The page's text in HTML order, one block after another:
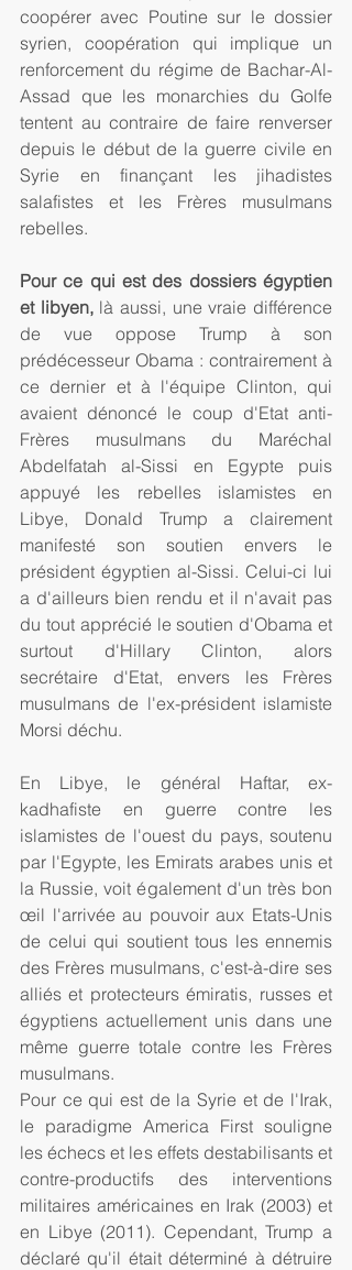
coopérer avec Poutine sur le dossier
syrien, coopération qui implique un
renforcement du régime de Bachar-Al-
Assad que les monarchies du Golfe
tentent au contraire de faire renverser
depuis le début de la guerre civile en
Syrie en finançant les jihadistes
salafistes et les Frères musulmans
rebelles.
Pour ce qui est des dossiers égyptien
et libyen, là aussi, une vraie différence
de vue oppose Trump à son
prédécesseur Obama : contrairement à
ce dernier et à l'équipe Clinton, qui
avaient dénoncé le coup d'Etat anti-
Frères musulmans du Maréchal
Abdelfatah al-Sissi en Egypte puis
appuyé les rebelles islamistes en
Libye, Donald Trump a clairement
manifesté son soutien envers le
président égyptien al-Sissi. Celui-ci lui
a d'ailleurs bien rendu et il n'avait pas
du tout apprécié le soutien d'Obama et
surtout d'Hillary Clinton, alors
secrétaire d'Etat, envers les Frères
musulmans de l'ex-président islamiste
Morsi déchu.
En Libye, le général Haftar, ex-
kadhafiste en guerre contre les
islamistes de l'ouest du pays, soutenu
par l'Egypte, les Emirats arabes unis et
la Russie, voit également d'un très bon
œil l'arrivée au pouvoir aux Etats-Unis
de celui qui soutient tous les ennemis
des Frères musulmans, c'est-à-dire ses
alliés et protecteurs émiratis, russes et
égyptiens actuellement unis dans une
même guerre totale contre les Frères
musulmans.
Pour ce qui est de la Syrie et de l'Irak,
le paradigme America First souligne
les échecs et les effets destabilisants et
contre-productifs des interventions
militaires américaines en Irak (2003) et
en Libye (2011). Cependant, Trump a
déclaré qu'il était déterminé à détruire